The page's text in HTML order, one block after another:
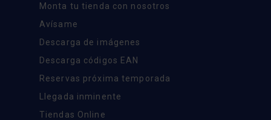
Monta tu tienda con nosotros
Avísame
Descarga de imágenes
Descarga códigos EAN
Reservas próxima temporada
Llegada inminente
Tiendas Online